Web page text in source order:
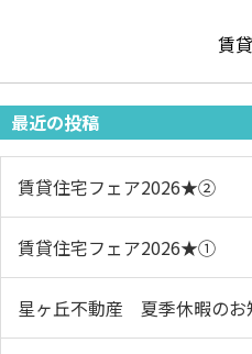
賃
最近の投稿
賃貸住宅フェア2026★➁
賃貸住宅フェア2026★①
星ヶ丘不動産 夏季休暇のお